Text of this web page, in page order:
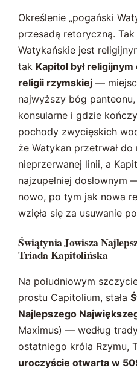
Określenie „pogański
przesadą retoryczną.
Watykańskie jest
tak Kapitol był
religii rzymskiej —
najwyższy bóg
konsularne i gdzie
pochody zwycięskich
że Watykan przetrwał
nieprzerwanej linii, a
najzupełniej
nowo, po tym jak nowa
wzięła się za usuwanie
Świątynia Jowisza
Triada Kapitolińska
Na południowym
prostu Capitolium, stała
Najlepszego
Maximus) — według
ostatniego króla Rzymu,
uroczyście otwarta w